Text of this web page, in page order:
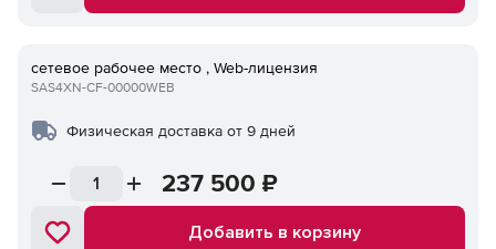
сетевое рабочее место , Web-лицензия
SAS4XN-CF-00000WEB
Физическая доставка от 9 дней
237 500 ₽
Добавить в корзину